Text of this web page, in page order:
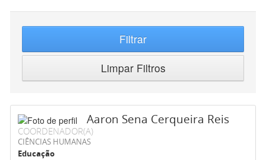
Filtrar
Limpar Filtros
Aaron Sena Cerqueira Reis
COORDENADOR(A)
CIÊNCIAS HUMANAS
Educação